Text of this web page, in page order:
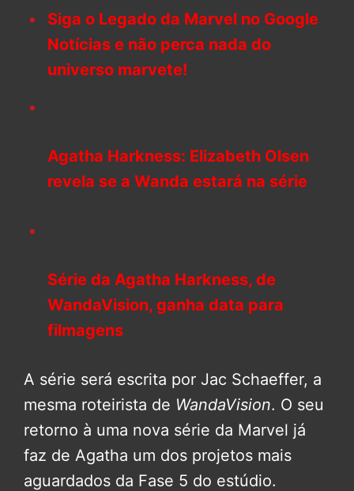
Siga o Legado da Marvel no Google
Notícias e não perca nada do
universo marvete!
Agatha Harkness: Elizabeth Olsen
revela se a Wanda estará na série
Série da Agatha Harkness, de
WandaVision, ganha data para
filmagens
A série será escrita por Jac Schaeffer, a
mesma roteirista de WandaVision. O seu
retorno à uma nova série da Marvel já
faz de Agatha um dos projetos mais
aguardados da Fase 5 do estúdio.